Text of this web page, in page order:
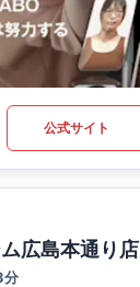
公式サイト
広島本通り店
分